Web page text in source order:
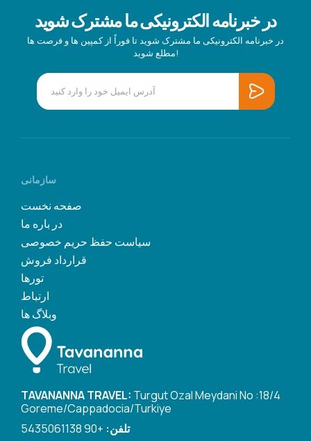
در خبرنامه الکترونیکی ما مشترک شوید
در خبرنامه الکترونیکی ما مشترک شوید تا فوراً از کمپین ها و فرصت ها
مطلع شوید!
سازمانی
صفحه نخست
در باره ما
سیاست حفظ حریم خصوصی
قرارداد فروش
تورها
ارتباط
وبلاگ ها
TAVANANNA TRAVEL: Turgut Ozal Meydani No :18/4
Goreme/Cappadocia/Turkiye
تلفن: +90 5435061138